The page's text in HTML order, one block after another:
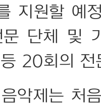
지원할 예
단체 및
20회의 전
악제는 처